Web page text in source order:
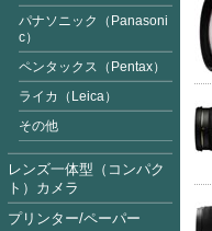
パナソニック（Panasoni
c）
ペンタックス（Pentax）
ライカ（Leica）
その他
レンズ一体型（コンパク
ト）カメラ
プリンター/ペーパー